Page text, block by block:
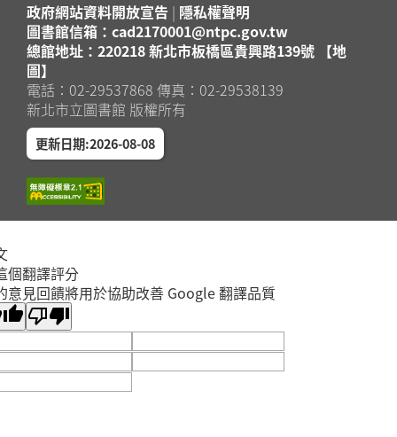
政府網站資料開放宣告 | 隱私權聲明
圖書館信箱：cad2170001@ntpc.gov.tw
總館地址：220218 新北市板橋區貴興路139號 【地
圖】
電話：02-29537868 傳真：02-29538139
新北市立圖書館 版權所有
更新日期:2026-08-08
個翻譯評分
意見回饋將用於協助改善 Google 翻譯品質